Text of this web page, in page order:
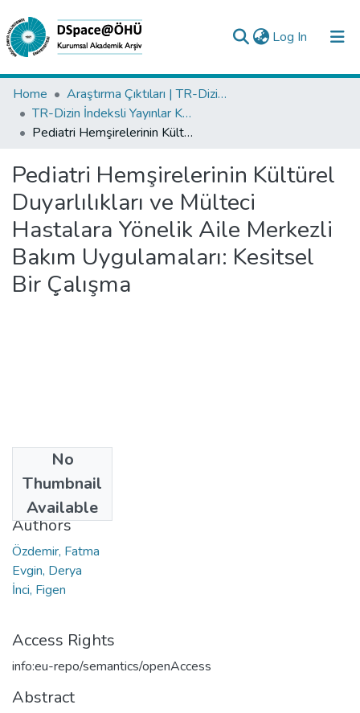
Log In (current)
Collections
All of DSpace
Analyze
Request/Question
Home
Araştırma Çıktıları | TR-Dizin | WoS | Scopus | PubMed
TR-Dizin İndeksli Yayınlar Koleksiyonu
Pediatri Hemşirelerinin Kültürel Duyarlılıkları ve Mülteci Hastalara Yönelik Aile Merkezli Bakım Uygulamaları: Kesitsel Bir Çalışma
Pediatri Hemşirelerinin Kültürel
Duyarlılıkları ve Mülteci
Hastalara Yönelik Aile Merkezli
Bakım Uygulamaları: Kesitsel
Bir Çalışma
No
Thumbnail
Available
2022
Authors
Özdemir, Fatma
Evgin, Derya
İnci, Figen
Access Rights
info:eu-repo/semantics/openAccess
Abstract